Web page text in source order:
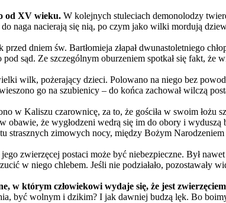
od XV wieku. W kolejnych stuleciach demonolodzy
naga nacierają się nią, po czym jako wilki mordują
dniem św. Bartłomieja złapał dwunastoletniego
sąd. Ze szczególnym oburzeniem spotkał się fakt, że
wilk, pożerający dzieci. Polowano na niego bez
go na szubienicy – do końca zachował wilczą
w Kaliszu czarownicę, za to, że gościła w swoim łożu
obawie, że wygłodzeni wedrą się im do obory i
strasznych zimowych nocy, między Bożym
zwierzęcej postaci może być niebezpieczne. Był
w niego chlebem. Jeśli nie podziałało, pozostawały
w którym człowiekowi wydaje się, że jest
być wolnym i dzikim? I jak dawniej budzą lęk. Bo